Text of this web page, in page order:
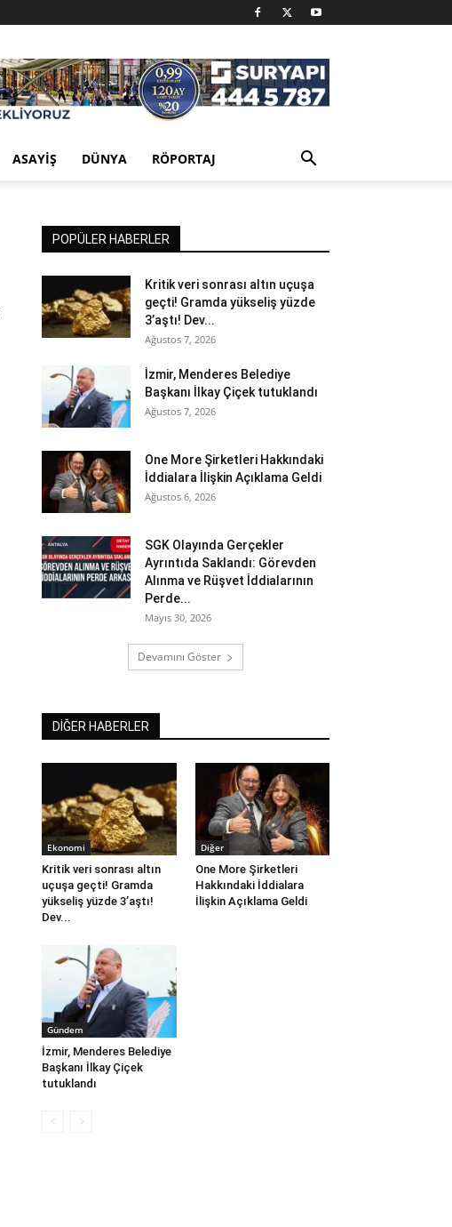
ASAYIŞ DÜNYA RÖPORTAJ
POPÜLER HABERLER
Kritik veri sonrası altın uçuşa
geçti! Gramda yükseliş yüzde
3’aştı! Dev...
Ağustos 7, 2026
İzmir, Menderes Belediye
Başkanı İlkay Çiçek tutuklandı
Ağustos 7, 2026
One More Şirketleri Hakkındaki
İddialara İlişkin Açıklama Geldi
Ağustos 6, 2026
SGK Olayında Gerçekler
Ayrıntıda Saklandı: Görevden
Alınma ve Rüşvet İddialarının
Perde...
Mayıs 30, 2026
Devamını Göster
DİĞER HABERLER
Ekonomi
Kritik veri sonrası altın
uçuşa geçti! Gramda
yükseliş yüzde 3’aştı!
Dev...
Diğer
One More Şirketleri
Hakkındaki İddialara
İlişkin Açıklama Geldi
Gündem
İzmir, Menderes Belediye
Başkanı İlkay Çiçek
tutuklandı